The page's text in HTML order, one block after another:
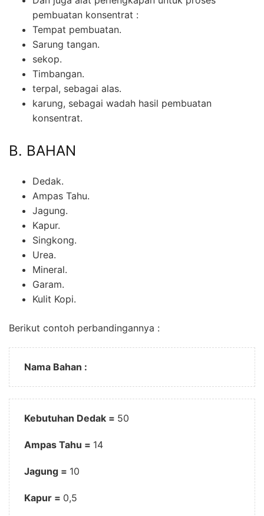
pembuatan konsentrat :
Tempat pembuatan.
Sarung tangan.
sekop.
Timbangan.
terpal, sebagai alas.
karung, sebagai wadah hasil pembuatan
konsentrat.
B. BAHAN
Dedak.
Ampas Tahu.
Jagung.
Kapur.
Singkong.
Urea.
Mineral.
Garam.
Kulit Kopi.
Berikut contoh perbandingannya :
Nama Bahan :
Kebutuhan Dedak = 50
Ampas Tahu = 14
Jagung = 10
Kapur = 0,5